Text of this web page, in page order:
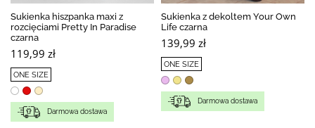
Sukienka hiszpanka maxi z
rozcięciami Pretty In Paradise
czarna
119,99 zł
ONE SIZE
Darmowa dostawa
Sukienka z dekoltem Your Own
Life czarna
139,99 zł
ONE SIZE
Darmowa dostawa